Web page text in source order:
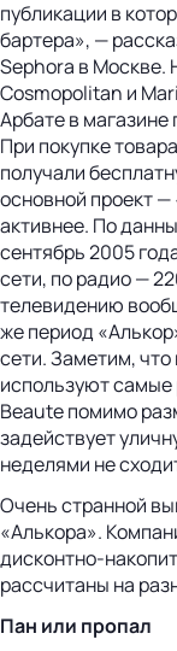
публикации в
бартера», —
Sephora в Москве.
Cosmopolitan и
Арбате в
При покупке
получали
основной проект
активнее. По
сентябрь 2005
сети, по радио —
телевидению
же период
сети. Заметим,
используют самые
Beaute помимо
задействует
неделями не
Очень странной
«Алькора».
дисконтно-
рассчитаны на
Пан или пропал